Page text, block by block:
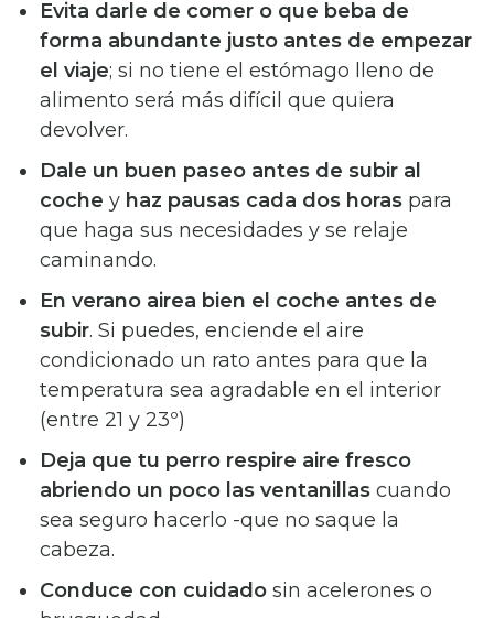
Evita darle de comer o que beba de
forma abundante justo antes de empezar
el viaje; si no tiene el estómago lleno de
alimento será más difícil que quiera
devolver.
Dale un buen paseo antes de subir al
coche y haz pausas cada dos horas para
que haga sus necesidades y se relaje
caminando.
En verano airea bien el coche antes de
subir. Si puedes, enciende el aire
condicionado un rato antes para que la
temperatura sea agradable en el interior
(entre 21 y 23º)
Deja que tu perro respire aire fresco
abriendo un poco las ventanillas cuando
sea seguro hacerlo -que no saque la
cabeza.
Conduce con cuidado sin acelerones o